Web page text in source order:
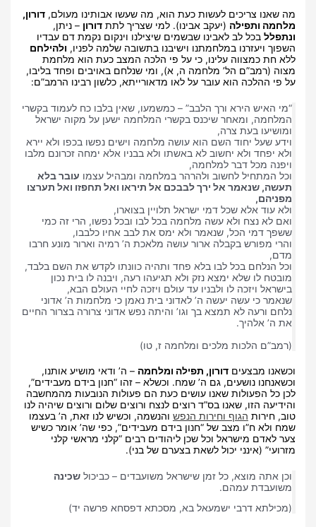
מה שאנו צריכים לעשות כעת הוא, מה שעשו אבותינו מעולם,דורון,
מלחמה ותפילה (יעקב אבינו). למי שצריך לתתדורון – ניתן,
ונתפלל בכל לב לאבינו שבשמים שיצילנו וינקום נקמת דם עבדיו
השפוך ויעזרנו במלחמתנו וישיבנו בתשובה שלמה לפניו, ולהילחם
ללא חת כמצווה עלינו, כי על פי הלכה המצב כעת הוא מלחמת
מצוה (רמב”ם הל’ מלחמה ה, א), ומי שנלחם באויבים ופחד בליבו,
על פי ההלכה הוא עובר על לאו מדאורייתא, כלשון רבינו הרמב”ם:
“מי האיש הירא ורך הלבב” – כמשמעו, שאין בלבו כח לעמוד בקשרי
המלחמה, ומאחר שיכנס בקשרי המלחמה ישען על מקוה ישראל
ומושיעו בעת צרה,
וידע שעל יחוד השם הוא עושה מלחמה וישים נפשו בכפו ולא יירא
ולא יפחד ולא יחשוב לא באשתו ולא בבניו אלא ימחה זכרונם מלבו
ויפנה מכל דבר למלחמה,
וכל המתחיל לחשוב ולהרהר במלחמה ומבהיל עצמו עובר בלא
תעשה, שנאמר אל ירך לבבכם אל תיראו ואל תחפזו ואל תערצו
מפניהם,
ולא עוד אלא שכל דמי ישראל תלויין בצוארו,
ואם לא נצח ולא עשה מלחמה בכל לבו ובכל נפשו, הרי זה כמי
ששפך דמי הכל, שנאמר ולא ימס את לבב אחיו כלבבו,
והרי מפורש בקבלה ארור עושה מלאכת ה’ רמיה וארור מונע חרבו
מדם,
וכל הנלחם בכל לבו בלא פחד ותהיה כוונתו לקדש את השם בלבד,
מובטח לו שלא ימצא נזק ולא תגיעהו רעה, ויבנה לו בית נכון
בישראל ויזכה לו ולבניו עד עולם ויזכה לחיי העולם הבא,
שנאמר כי עשה יעשה ה’ לאדוני בית נאמן כי מלחמות ה’ אדוני
נלחם ורעה לא תמצא בך וגו’ והיתה נפש אדוני צרורה בצרור החיים
את ה’ אלהיך.
(רמב”ם הלכות מלכים ומלחמה ז, טו)
וכשאנו מבצעיםדורון, תפילה ומלחמה – ה’ ודאי מושיע אותנו,
וכשאנחנו נושעים, גם ה’ שמח. וכשלא – זהו “חנון בידם מעבידים”,
לכן כל הפעולות שאנו עושים כעת הם פעולות הנובעות מהמחשבה
והידיעה הזו, שאנו בס”ד רוצים לנצח ורוצים שלום ורוצים שיהיה לנו
טוב, חירות הגוף וחירות הנפש והנשמה, וכשיש לנו זאת, ה’ בעצמו
שמח ולא ח”ו מצב של “חנון בידם מעבידים”, כפי שה’ אומר כשיש
צער לאדם מישראל וכל שכן ליהודים רבים “קלני מראשי קלני
מזרועי” (אינני יכול לשאת בצערם של בני).
וכן אתה מוצא, כל זמן שישראל משועבדים – כביכולשכינה
משועבדת עמהם.
(מכילתא דרבי ישמעאל בא, מסכתא דפסחא פרשה יד)